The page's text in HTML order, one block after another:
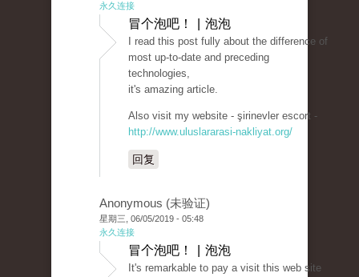
永久连接
冒个泡吧！ | 泡泡
I read this post fully about the difference of
most up-to-date and preceding
technologies,
it's amazing article.
Also visit my website - şirinevler escort -
http://www.uluslararasi-nakliyat.org/
回复
Anonymous (未验证)
星期三, 06/05/2019 - 05:48
永久连接
冒个泡吧！ | 泡泡
It's remarkable to pay a visit this web site